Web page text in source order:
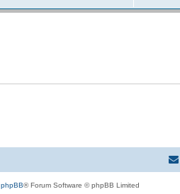
phpBB® Forum Software © phpBB Limited